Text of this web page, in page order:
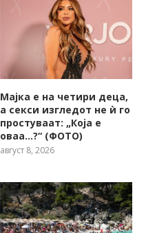
Мајка е на четири деца,
а секси изгледот не ѝ го
простуваат: „Која е
оваа…?“ (ФОТО)
август 8, 2026